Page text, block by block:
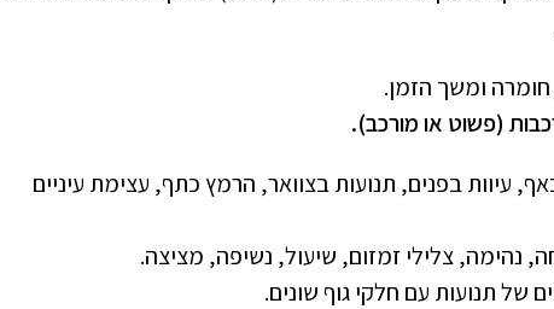
חומרה ומשך הזמן.
(פשוט או מורכב).
עיוות בפנים, תנועות בצוואר, הרמץ כתף, עצימת עיניים
נהימה, צלילי זמזום, שיעול, נשיפה, מציצה.
של תנועות עם חלקי גוף שונים.